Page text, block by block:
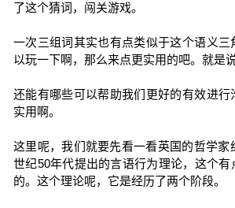
了这个猜词，闯关游戏。
一次三组词其实也有点类似于这个语义三
以玩一下啊，那么来点更实用的吧。就是
还能有哪些可以帮助我们更好的有效进行
实用啊。
这里呢，我们就要先看一看英国的哲学家
世纪50年代提出的言语行为理论，这个
的。这个理论呢，它是经历了两个阶段。